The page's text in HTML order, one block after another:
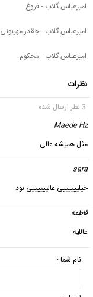
امیرعباس گلاب - فروغ
امیرعباس گلاب - چقدر مهربونی
امیرعباس گلاب - محکوم
نظرات
3 نظر ارسال شده
Maede Hz
مثل همیشه عالی
sara
خیلییییییی عالییییییی بود
فاطمه
عاللیه
نام شما :